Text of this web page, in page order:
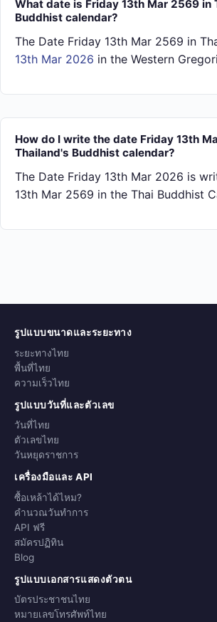
What date is Friday 13th Mar 2569 in
Buddhist calendar?
The Date Friday 13th Mar 2569 in
13th Mar 2026 in the Western
How do I write the date Friday 13th
Thailand's Buddhist calendar?
The Date Friday 13th Mar 2026 is
13th Mar 2569 in the Thai Buddhist
รูปแบบขนาดและระยะทาง
ระยะทางไทย
พื้นที่ไทย
ความเร็วไทย
รูปแบบวันที่และตัวเลข
วันที่ไทย
ตัวเลขไทย
วันหยุดราชการ
เครื่องมือและ API
ซื้อเหล้าได้ไหม?
คำนวณวันทำการ
API ฟรี
สมัครปฏิทิน
Blog
รูปแบบเอกสารแสดงตัวตน
บัตรประชาชนไทย
หมายเลขโทรศัพท์ไทย